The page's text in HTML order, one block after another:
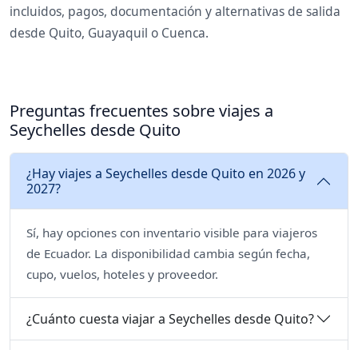
incluidos, pagos, documentación y alternativas de salida
desde Quito, Guayaquil o Cuenca.
Preguntas frecuentes sobre viajes a
Seychelles desde Quito
¿Hay viajes a Seychelles desde Quito en 2026 y
2027?
Sí, hay opciones con inventario visible para viajeros
de Ecuador. La disponibilidad cambia según fecha,
cupo, vuelos, hoteles y proveedor.
¿Cuánto cuesta viajar a Seychelles desde Quito?